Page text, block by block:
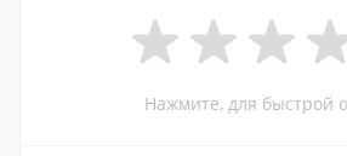
Нажмите, для быстрой